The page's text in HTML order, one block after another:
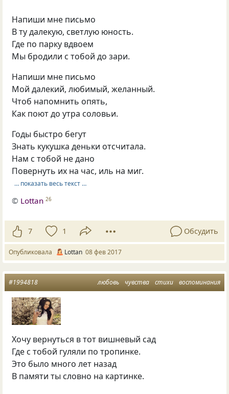
Напиши мне письмо
В ту далекую, светлую юность.
Где по парку вдвоем
Мы бродили с тобой до зари.
Напиши мне письмо
Мой далекий, любимый, желанный.
Чтоб напомнить опять,
Как поют до утра соловьи.
Годы быстро бегут
Знать кукушка деньки отсчитала.
Нам с тобой не дано
Повернуть их на час, иль на миг.
… показать весь текст …
© Lottan 26
7 1 Обсудить
Опубликовала Lottan 08 фев 2017
любовь чувства стихи воспоминания
#1994818
Хочу вернуться в тот вишневый сад
Где с тобой гуляли по тропинке.
Это было много лет назад
В памяти ты словно на картинке.